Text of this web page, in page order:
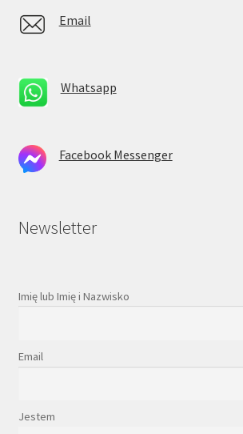
Email
Whatsapp
Facebook Messenger
Newsletter
Imię lub Imię i Nazwisko
Email
Jestem